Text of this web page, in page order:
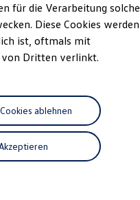
Elektrofahrzeuge
für die Verarbeitung
Diese Cookies
ist, oftmals mit
Dritten verlinkt.
ablehnen